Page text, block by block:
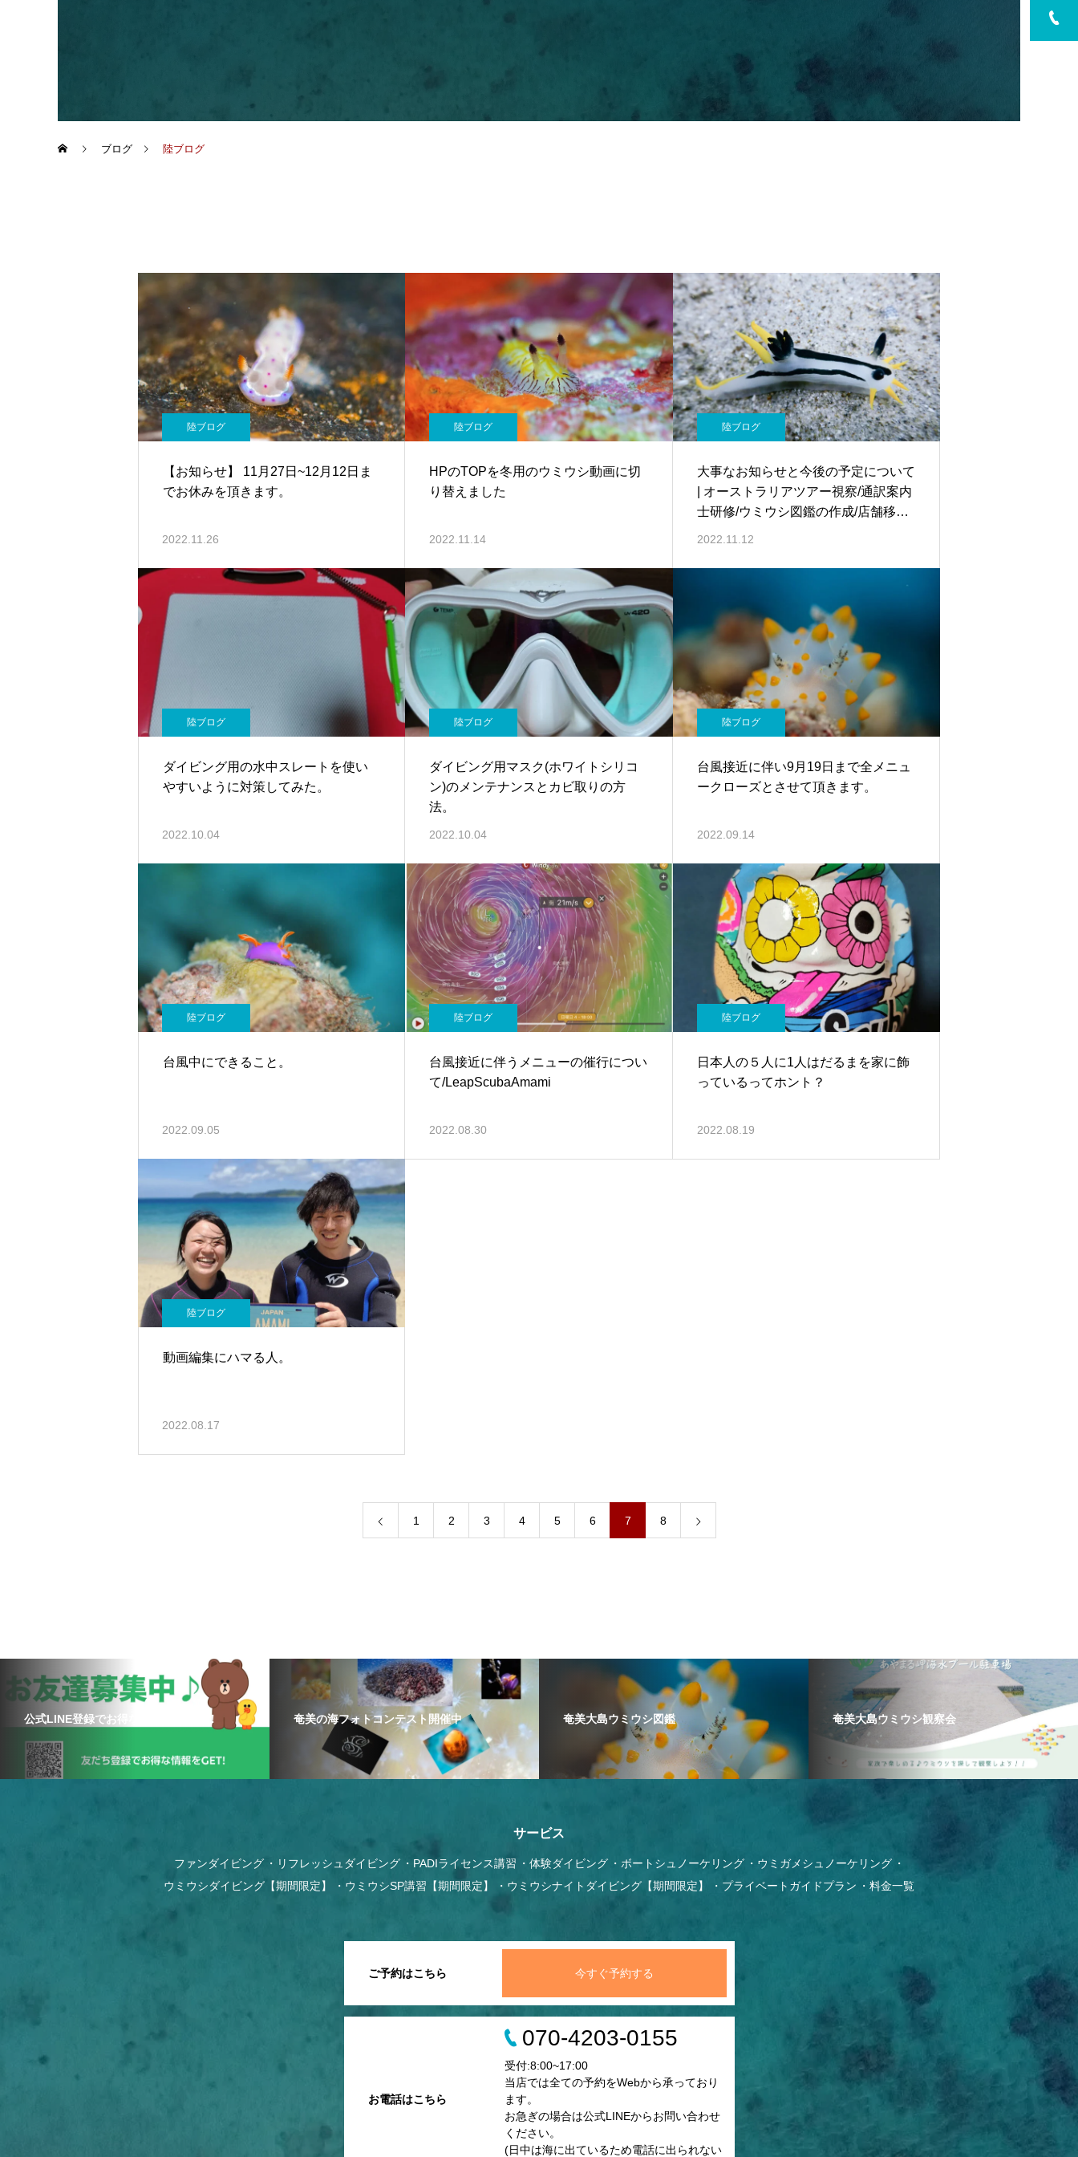
ブログ 陸ブログ
陸ブログ
【お知らせ】 11月27日~12月12日ま
でお休みを頂きます。
2022.11.26
陸ブログ
HPのTOPを冬用のウミウシ動画に切
り替えました
2022.11.14
陸ブログ
大事なお知らせと今後の予定について
| オーストラリアツアー視察/通訳案内
士研修/ウミウシ図鑑の作成/店舗移転
2022.11.12
陸ブログ
ダイビング用の水中スレートを使い
やすいように対策してみた。
2022.10.04
陸ブログ
ダイビング用マスク(ホワイトシリコ
ン)のメンテナンスとカビ取りの方
法。
2022.10.04
陸ブログ
台風接近に伴い9月19日まで全メニュ
ークローズとさせて頂きます。
2022.09.14
陸ブログ
台風中にできること。
2022.09.05
陸ブログ
台風接近に伴うメニューの催行につい
て/LeapScubaAmami
2022.08.30
陸ブログ
日本人の５人に1人はだるまを家に飾
っているってホント？
2022.08.19
陸ブログ
動画編集にハマる人。
2022.08.17
1 2 3 4 5 6 7 8
公式LINE登録でお得な情報をゲット！ 奄美の海フォトコンテスト開催中 奄美大島ウミウシ図鑑 奄美大島ウミウシ観察会
サービス
ファンダイビング リフレッシュダイビング PADIライセンス講習 体験ダイビング ボートシュノーケリング
ウミガメシュノーケリング
ウミウシダイビング【期間限定】
ウミウシSP講習【期間限定】 ウミウシナイトダイビング【期間限定】 プライベートガイドプラン 料金一覧
ご予約はこちら 今すぐ予約する
お電話はこちら
070-4203-0155
受付:8:00~17:00
当店では全ての予約をWebから承っており
ます。
お急ぎの場合は公式LINEからお問い合わせ
ください。
(日中は海に出ているため電話に出られない